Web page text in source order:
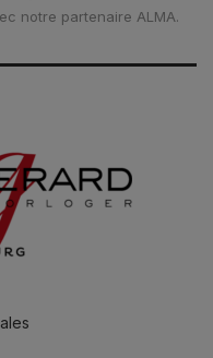
notre partenaire ALMA.